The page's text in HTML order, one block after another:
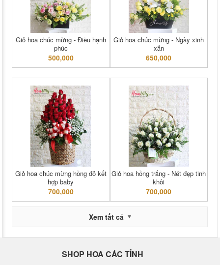
Giỏ hoa chúc mừng - Điều hạnh
phúc
500,000
Giỏ hoa chúc mừng - Ngày xinh
xắn
650,000
Giỏ hoa chúc mừng hồng đỏ kết
hợp baby
700,000
Giỏ hoa hồng trắng - Nét đẹp tinh
khôi
700,000
Xem tất cả
SHOP HOA CÁC TỈNH